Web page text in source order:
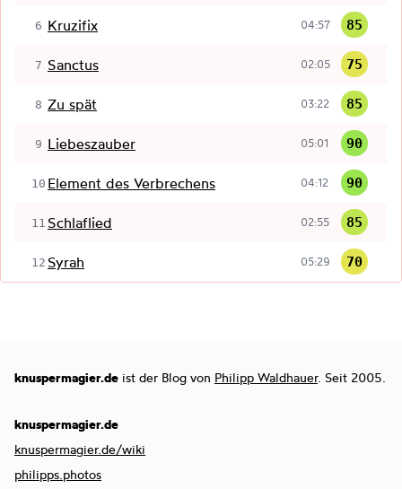
6 Kruzifix 04:57 85
7 Sanctus 02:05 75
8 Zu spät 03:22 85
9 Liebeszauber 05:01 90
10 Element des Verbrechens 04:12 90
11 Schlaflied 02:55 85
12 Syrah 05:29 70
knuspermagier.de ist der Blog von Philipp Waldhauer. Seit 2005.
knuspermagier.de
knuspermagier.de/wiki
philipps.photos